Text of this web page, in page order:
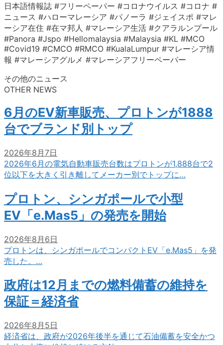
日本語情報誌 #フリーペーパー #コロナウイルス #コロナ #
ニュース #ハローマレーシア #パノーラ #ジェイスポ #マレ
ーシア在住 #在マ邦人 #マレーシア生活 #クアラルンプール
#Panora #Jspo #Hellomalaysia #Malaysia #KL #MCO
#Covid19 #CMCO #RMCO #KualaLumpur #マレーシア情
報 #マレーシアグルメ #マレーシアフリーペーパー
その他のニュース
OTHER NEWS
6月のEV新車販売、プロトンが1888
台でブランド別トップ
2026年8月7日
2026年6月の電気自動車販売台数はプロトンが1,888台で2
位以下を大きく引き離してメーカー別でトップに…
プロトン、シンガポールで小型
EV「e.Mas5」の発売を開始
2026年8月6日
プロトンは、シンガポールでコンパクトEV「e.Mas5」を発
売した。…
政府は12月までの燃料備蓄の維持を
保証＝経済省
2026年8月5日
経済省は、政府が2026年後半を通じて石油備蓄を安全かつ